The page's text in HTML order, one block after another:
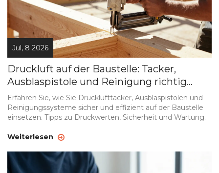
Jul, 8 2026
Druckluft auf der Baustelle: Tacker,
Ausblaspistole und Reinigung richtig
anwenden
Erfahren Sie, wie Sie Drucklufttacker, Ausblaspistolen und
Reinigungssysteme sicher und effizient auf der Baustelle
einsetzen. Tipps zu Druckwerten, Sicherheit und Wartung.
Weiterlesen